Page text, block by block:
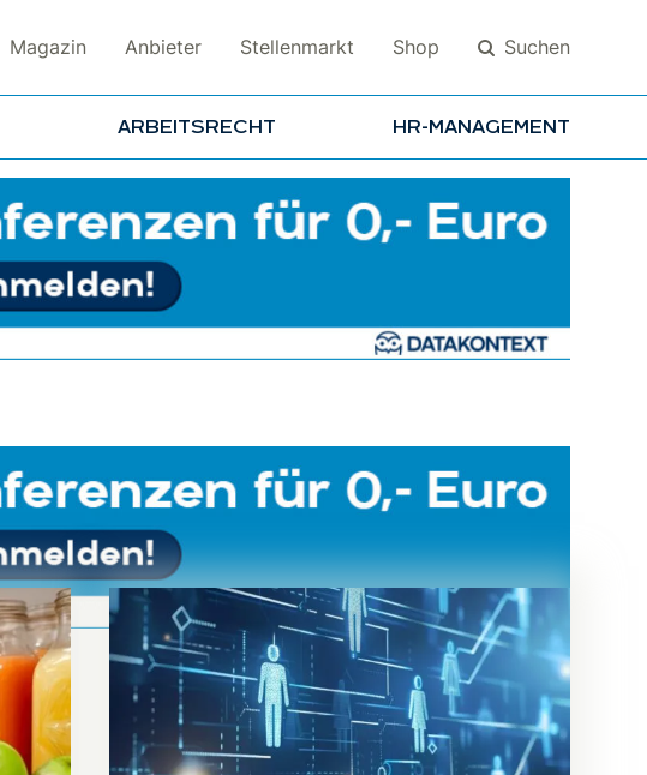
Magazin Anbieter Stellenmarkt Shop Suchen
ARBEITSRECHT HR-MANAGEMENT
Suchen